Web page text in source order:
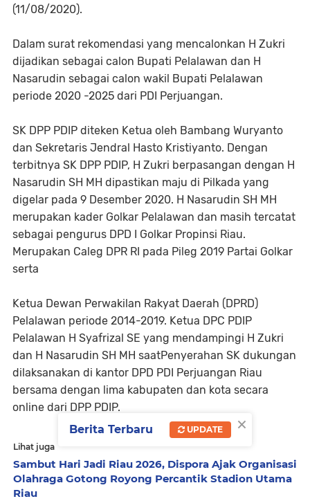
(11/08/2020).
Dalam surat rekomendasi yang mencalonkan H Zukri
dijadikan sebagai calon Bupati Pelalawan dan H
Nasarudin sebagai calon wakil Bupati Pelalawan
periode 2020 -2025 dari PDI Perjuangan.
SK DPP PDIP diteken Ketua oleh Bambang Wuryanto
dan Sekretaris Jendral Hasto Kristiyanto. Dengan
terbitnya SK DPP PDIP, H Zukri berpasangan dengan H
Nasarudin SH MH dipastikan maju di Pilkada yang
digelar pada 9 Desember 2020. H Nasarudin SH MH
merupakan kader Golkar Pelalawan dan masih tercatat
sebagai pengurus DPD I Golkar Propinsi Riau.
Merupakan Caleg DPR RI pada Pileg 2019 Partai Golkar
serta
Ketua Dewan Perwakilan Rakyat Daerah (DPRD)
Pelalawan periode 2014-2019. Ketua DPC PDIP
Pelalawan H Syafrizal SE yang mendampingi H Zukri
dan H Nasarudin SH MH saatPenyerahan SK dukungan
dilaksanakan di kantor DPD PDI Perjuangan Riau
bersama dengan lima kabupaten dan kota secara
online dari DPP PDIP.
Lihat juga
Sambut Hari Jadi Riau 2026, Dispora Ajak Organisasi
Olahraga Gotong Royong Percantik Stadion Utama
Riau
×
Berita Terbaru UPDATE